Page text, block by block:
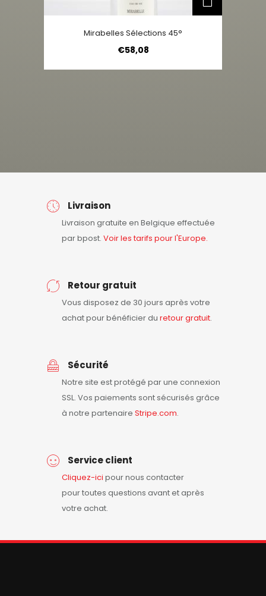
Mirabelles Sélections 45°
€58,08
Livraison
Livraison gratuite en Belgique effectuée
par bpost. Voir les tarifs pour l'Europe.
Retour gratuit
Vous disposez de 30 jours après votre
achat pour bénéficier du retourgratuit.
Sécurité
Notre site est protégé par une connexion
SSL. Vos paiements sont sécurisés grâce
à notre partenaire Stripe.com.
Service client
Cliquez-ici pour nous contacter
pour toutes questions avant et après
votre achat.